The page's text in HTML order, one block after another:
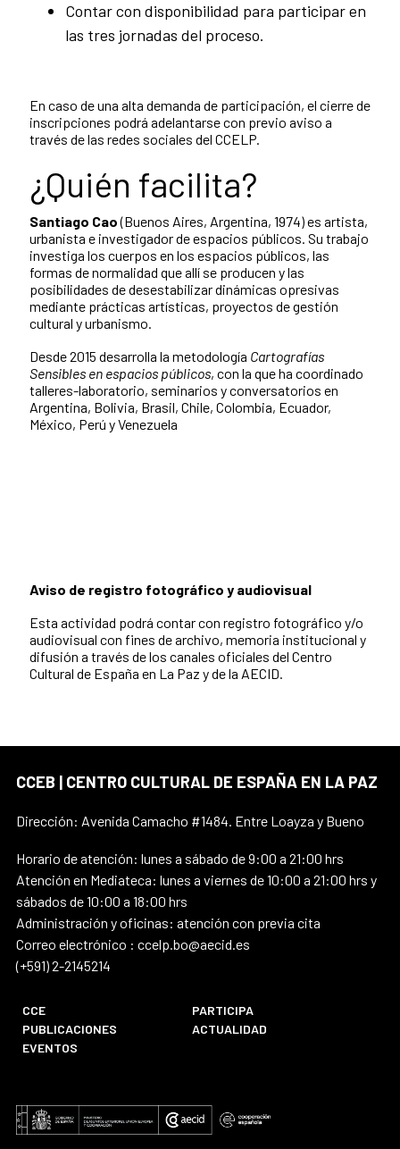
Contar con disponibilidad para participar en
las tres jornadas del proceso.
En caso de una alta demanda de participación, el cierre de
inscripciones podrá adelantarse con previo aviso a
través de las redes sociales del CCELP.
¿Quién facilita?
Santiago Cao(Buenos Aires, Argentina, 1974) es artista,
urbanista e investigador de espacios públicos. Su trabajo
investiga los cuerpos en los espacios públicos, las
formas de normalidad que allí se producen y las
posibilidades de desestabilizar dinámicas opresivas
mediante prácticas artísticas, proyectos de gestión
cultural y urbanismo.
Desde 2015 desarrolla la metodología Cartografías
Sensibles en espacios públicos, con la que ha coordinado
talleres-laboratorio, seminarios y conversatorios en
Argentina, Bolivia, Brasil, Chile, Colombia, Ecuador,
México, Perú y Venezuela
Aviso de registro fotográfico y audiovisual
Esta actividad podrá contar con registro fotográfico y/o
audiovisual con fines de archivo, memoria institucional y
difusión a través de los canales oficiales del Centro
Cultural de España en La Paz y de la AECID.
CCEB | CENTRO CULTURAL DE ESPAÑA EN LA PAZ
Dirección: Avenida Camacho #1484. Entre Loayza y Bueno
Horario de atención: lunes a sábado de 9:00 a 21:00 hrs
Atención en Mediateca: lunes a viernes de 10:00 a 21:00 hrs y
sábados de 10:00 a 18:00 hrs
Administración y oficinas: atención con previa cita
Correo electrónico : ccelp.bo@aecid.es
(+591) 2-2145214
CCE
PARTICIPA
PUBLICACIONES
ACTUALIDAD
EVENTOS